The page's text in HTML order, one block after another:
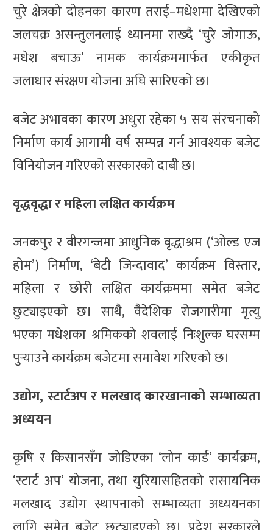
चुरे क्षेत्रको दोहनका कारण तराई–मधेशमा देखिएको
जलचक्र असन्तुलनलाई ध्यानमा राख्दै ‘चुरे जोगाऊ,
मधेश बचाऊ’ नामक कार्यक्रममार्फत एकीकृत
जलाधार संरक्षण योजना अघि सारिएको छ।
बजेट अभावका कारण अधुरा रहेका ५ सय संरचनाको
निर्माण कार्य आगामी वर्ष सम्पन्न गर्न आवश्यक बजेट
विनियोजन गरिएको सरकारको दाबी छ।
वृद्धवृद्धा र महिला लक्षित कार्यक्रम
जनकपुर र वीरगन्जमा आधुनिक वृद्धाश्रम (‘ओल्ड एज
होम’) निर्माण, ‘बेटी जिन्दावाद’ कार्यक्रम विस्तार,
महिला र छोरी लक्षित कार्यक्रममा समेत बजेट
छुट्याइएको छ। साथै, वैदेशिक रोजगारीमा मृत्यु
भएका मधेशका श्रमिकको शवलाई निःशुल्क घरसम्म
पुर्‍याउने कार्यक्रम बजेटमा समावेश गरिएको छ।
उद्योग, स्टार्टअप र मलखाद कारखानाको सम्भाव्यता
अध्ययन
कृषि र किसानसँग जोडिएका ‘लोन कार्ड’ कार्यक्रम,
‘स्टार्ट अप’ योजना, तथा युरियासहितको रासायनिक
मलखाद उद्योग स्थापनाको सम्भाव्यता अध्ययनका